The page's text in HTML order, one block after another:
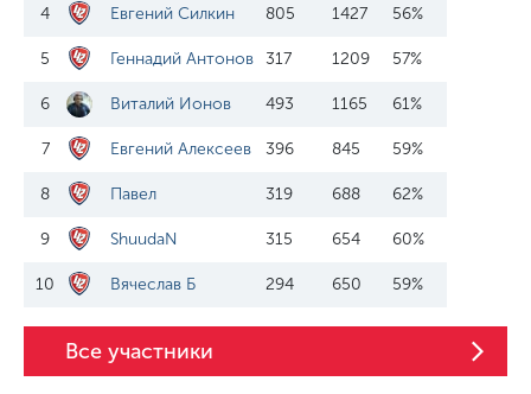
4 Евгений Силкин 805 1427 56%
5 Геннадий Антонов 317 1209 57%
6 Виталий Ионов 493 1165 61%
7 Евгений Алексеев 396 845 59%
8 Павел 319 688 62%
9 ShuudaN 315 654 60%
10 Вячеслав Б 294 650 59%
Все участники